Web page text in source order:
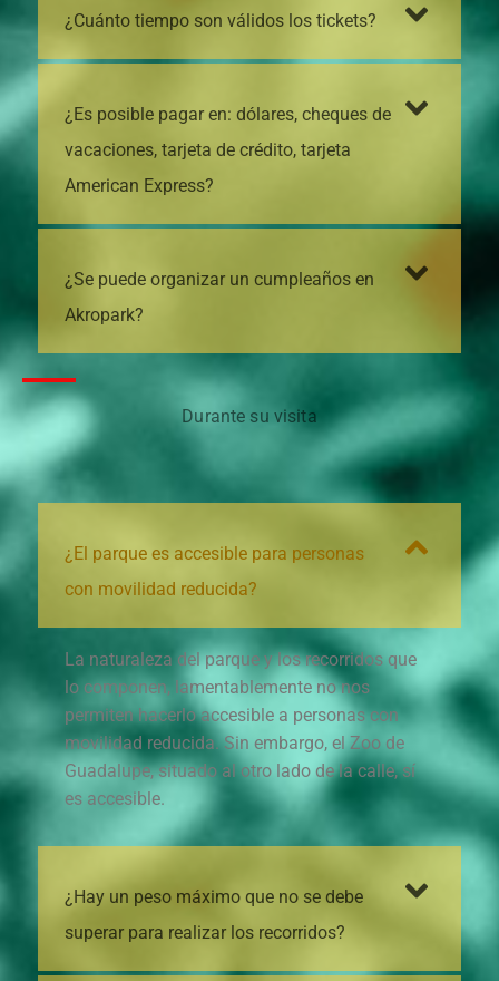
¿Cuánto tiempo son válidos los tickets?
¿Es posible pagar en: dólares, cheques de
vacaciones, tarjeta de crédito, tarjeta
American Express?
¿Se puede organizar un cumpleaños en
Akropark?
Durante su visita
¿El parque es accesible para personas
con movilidad reducida?
La naturaleza del parque y los recorridos que
lo componen, lamentablemente no nos
permiten hacerlo accesible a personas con
movilidad reducida. Sin embargo, el Zoo de
Guadalupe, situado al otro lado de la calle, sí
es accesible.
¿Hay un peso máximo que no se debe
superar para realizar los recorridos?